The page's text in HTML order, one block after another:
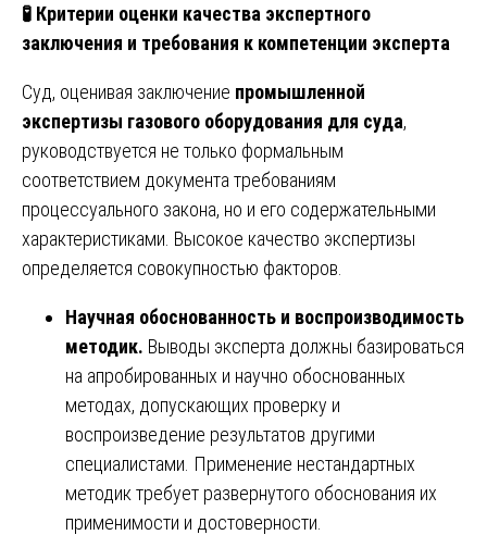
🧪 Критерии оценки качества экспертного
заключения и требования к компетенции эксперта
Суд, оценивая заключение промышленной
экспертизы газового оборудования для суда,
руководствуется не только формальным
соответствием документа требованиям
процессуального закона, но и его содержательными
характеристиками. Высокое качество экспертизы
определяется совокупностью факторов.
Научная обоснованность и воспроизводимость
методик. Выводы эксперта должны базироваться
на апробированных и научно обоснованных
методах, допускающих проверку и
воспроизведение результатов другими
специалистами. Применение нестандартных
методик требует развернутого обоснования их
применимости и достоверности.